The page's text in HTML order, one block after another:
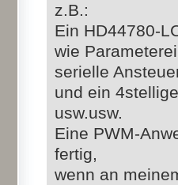
z.B.:
Ein HD44780-
wie
serielle
und ein
usw.usw.
Eine PWM-
fertig,
wenn an